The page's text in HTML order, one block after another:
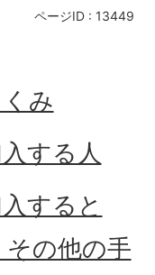
ページID : 13449
み
する人
すると
の他の手